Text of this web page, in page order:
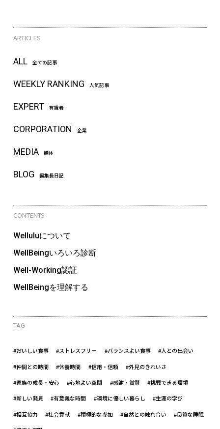
ARTICLES
ALL 全ての記事
WEEKLY RANKING 人気記事
EXPERT 有識者
CORPORATION 企業
MEDIA 媒体
BLOG 編集長日記
CONTENTS
Welluluについて
WellBeingいろいろ診断
Well-Working認証
WellBeingを理解する
TAG
#おいしい食事 #ストレスフリー #バランスよい食事 #人との出会い
#仲間との時間 #休養時間 #信用・信頼 #外見のきれいさ
#家族の成長・安心 #心地よい空間 #感謝・賞賛 #挑戦できる環境
#新しい発見 #有意義な時間 #環境に優しい暮らし #生涯の学び
#相互協力 #社会貢献 #積極的な参加 #自然との触れ合い #良質な睡眠